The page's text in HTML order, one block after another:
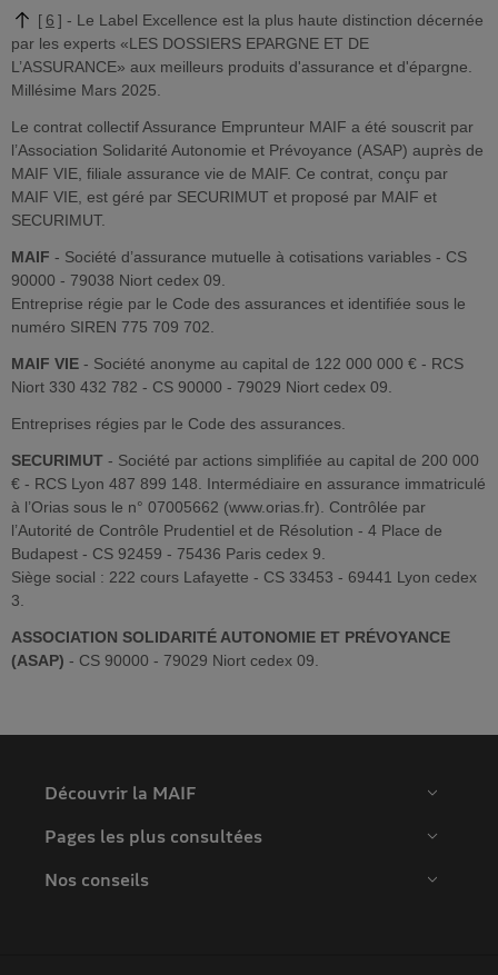
6
Le Label Excellence est la plus haute distinction décernée
par les experts «LES DOSSIERS EPARGNE ET DE
L’ASSURANCE» aux meilleurs produits d'assurance et d'épargne.
Millésime Mars 2025​.
Le contrat collectif Assurance Emprunteur MAIF a été souscrit par
l’Association Solidarité Autonomie et Prévoyance (ASAP) auprès de
MAIF VIE, filiale assurance vie de MAIF. Ce contrat, conçu par
MAIF VIE, est géré par SECURIMUT et proposé par MAIF et
SECURIMUT.
MAIF - Société d’assurance mutuelle à cotisations variables - CS
90000 - 79038 Niort cedex 09.
Entreprise régie par le Code des assurances et identifiée sous le
numéro SIREN 775 709 702.
MAIF VIE - Société anonyme au capital de 122 000 000 € - RCS
Niort 330 432 782 - CS 90000 - 79029 Niort cedex 09.
Entreprises régies par le Code des assurances.
SECURIMUT - Société par actions simplifiée au capital de 200 000
€ - RCS Lyon 487 899 148. Intermédiaire en assurance immatriculé
à l’Orias sous le n° 07005662 (www.orias.fr). Contrôlée par
l’Autorité de Contrôle Prudentiel et de Résolution - 4 Place de
Budapest - CS 92459 - 75436 Paris cedex 9.
Siège social : 222 cours Lafayette - CS 33453 - 69441 Lyon cedex
3.
ASSOCIATION SOLIDARITÉ AUTONOMIE ET PRÉVOYANCE
(ASAP) - CS 90000 - 79029 Niort cedex 09.
Découvrir la MAIF
Pages les plus consultées
Nos conseils